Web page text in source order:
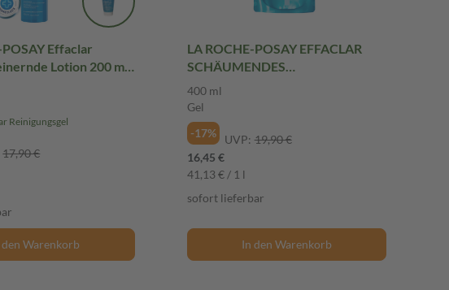
Effaclar
Lotion 200 ml
Reinigungsgel
17,90 €
den Warenkorb
LA ROCHE-POSAY EFFACLAR
SCHÄUMENDES
REINIGUNSGGEL Nachfüllpack
400 ml Gel
400 ml
Gel
-17%
UVP: 19,90 €
16,45 €
41,13 € / 1 l
sofort lieferbar
In den Warenkorb